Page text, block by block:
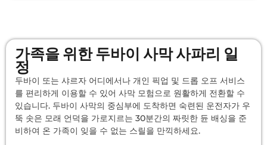
가족을 위한 두바이 사막 사파리 일
정
두바이 또는 샤르자 어디에서나 개인 픽업 및 드롭 오프 서비스
를 편리하게 이용할 수 있어 사막 모험으로 원활하게 전환할 수
있습니다. 두바이 사막의 중심부에 도착하면 숙련된 운전자가 우
뚝 솟은 모래 언덕을 가로지르는 30분간의 짜릿한 듄 배싱을 준
비하여 온 가족이 잊을 수 없는 스릴을 만끽하세요.